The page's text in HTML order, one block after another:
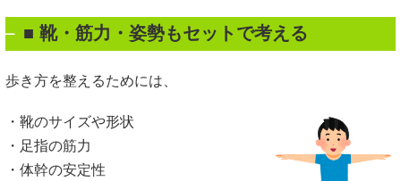
■ 靴・筋力・姿勢もセットで考える
歩き方を整えるためには、
・靴のサイズや形状
・足指の筋力
・体幹の安定性